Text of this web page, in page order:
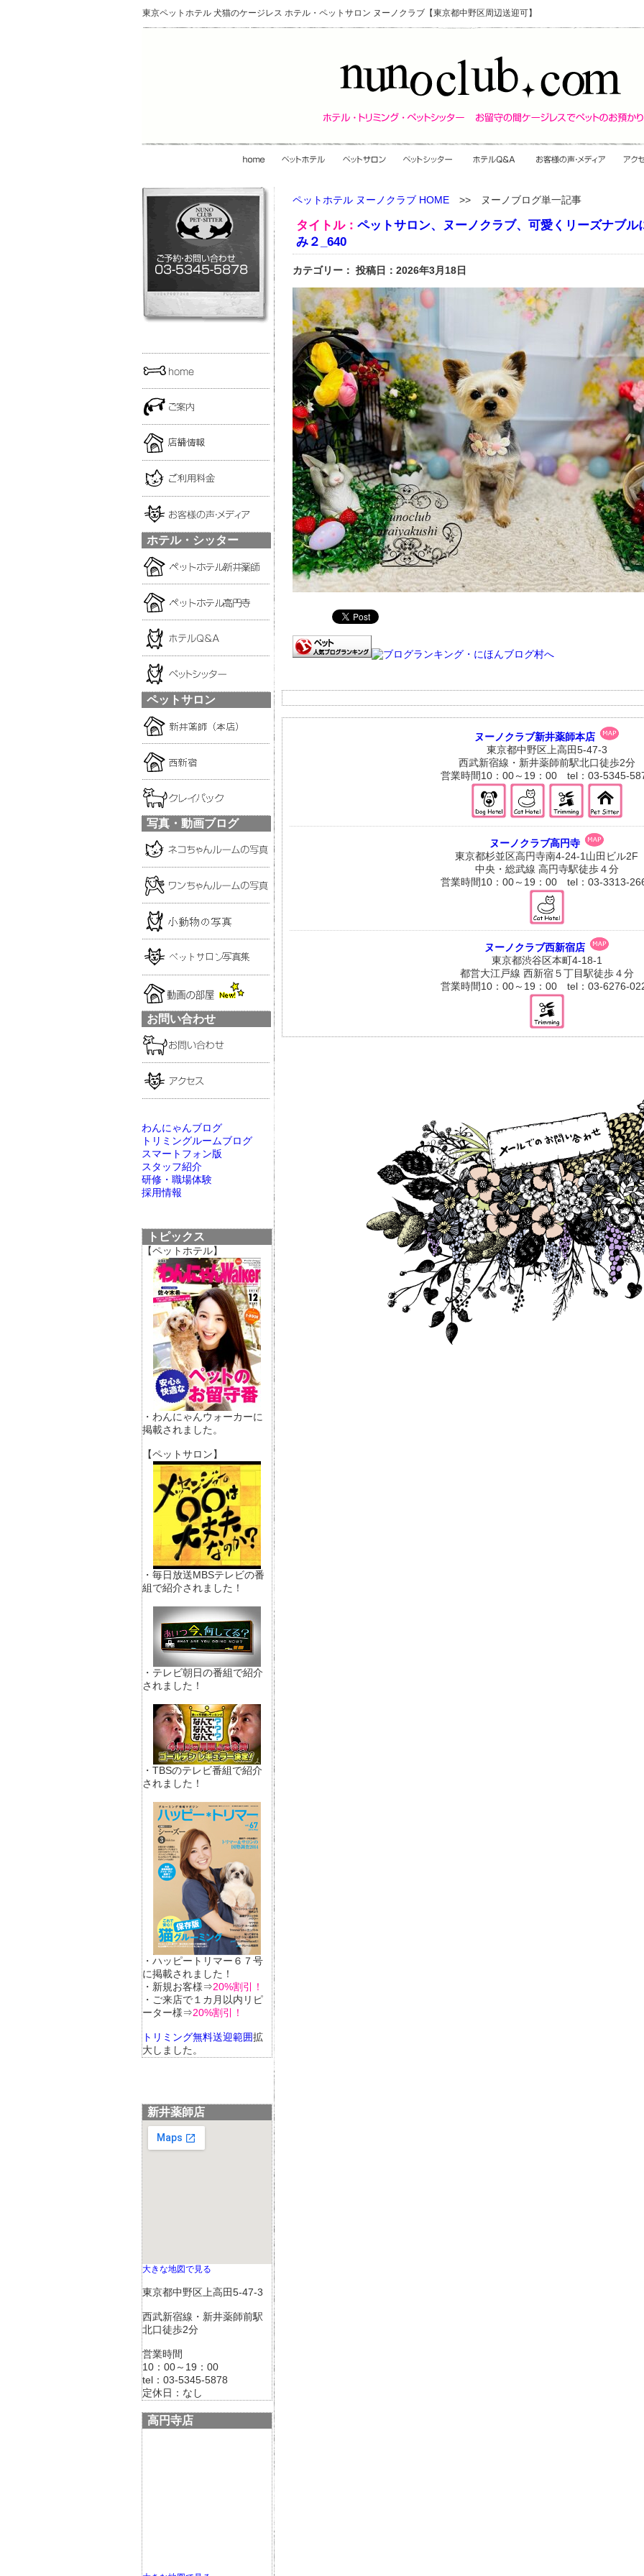
東京ペットホテル 犬猫のケージレス ホテル・ペットサロン ヌーノクラブ【東京都中野区周辺送迎可】
ホテル・シッター
ペットサロン
写真・動画ブログ
お問い合わせ
わんにゃんブログ
トリミングルームブログ
スマートフォン版
スタッフ紹介
研修・職場体験
採用情報
トピックス
【ペットホテル】
・わんにゃんウォーカーに
掲載されました。
【ペットサロン】
・毎日放送MBSテレビの番
組で紹介されました！
・テレビ朝日の番組で紹介
されました！
・TBSのテレビ番組で紹介
されました！
・ハッピートリマー６７号
に掲載されました！
・新規お客様⇒20%割引！
・ご来店で１カ月以内リピ
ーター様⇒20%割引！
トリミング無料送迎範囲拡
大しました。
新井薬師店
大きな地図で見る
東京都中野区上高田5-47-3
西武新宿線・新井薬師前駅
北口徒歩2分
営業時間
10：00～19：00
tel：03-5345-5878
定休日：なし
高円寺店
ペットホテル ヌーノクラブ HOME >> ヌーノブログ単一記事
タイトル： ペットサロン、ヌーノクラブ、可愛くリーズナブ
み２_640
カテゴリー： 投稿日：2026年3月18日
ヌーノクラブ新井薬師本店
東京都中野区上高田5-47-3
西武新宿線・新井薬師前駅北口徒歩2分
営業時間10：00～19：00 tel：03-5345-
ヌーノクラブ高円寺
東京都杉並区高円寺南4-24-1山田ビル2F
中央・総武線 高円寺駅徒歩４分
営業時間10：00～19：00 tel：03-3313-
ヌーノクラブ西新宿店
東京都渋谷区本町4-18-1
都営大江戸線 西新宿５丁目駅徒歩４分
営業時間10：00～19：00 tel：03-6276-